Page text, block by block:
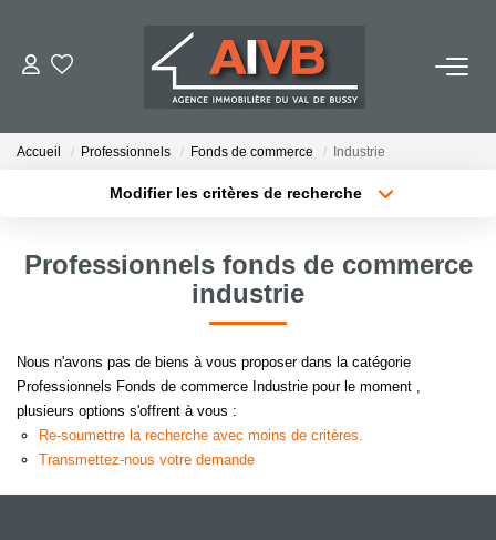
ACHETER
NOTRE AGENCE
Notre Équipe
Nous Rejoindre
Accueil Professionnels Fonds de commerce Industrie
Modifier les critères de recherche
Professionnels fonds de commerce
industrie
Nous n'avons pas de biens à vous proposer dans la catégorie
Professionnels Fonds de commerce Industrie pour le moment ,
plusieurs options s'offrent à vous :
Re-soumettre la recherche avec moins de critères.
Transmettez-nous votre demande